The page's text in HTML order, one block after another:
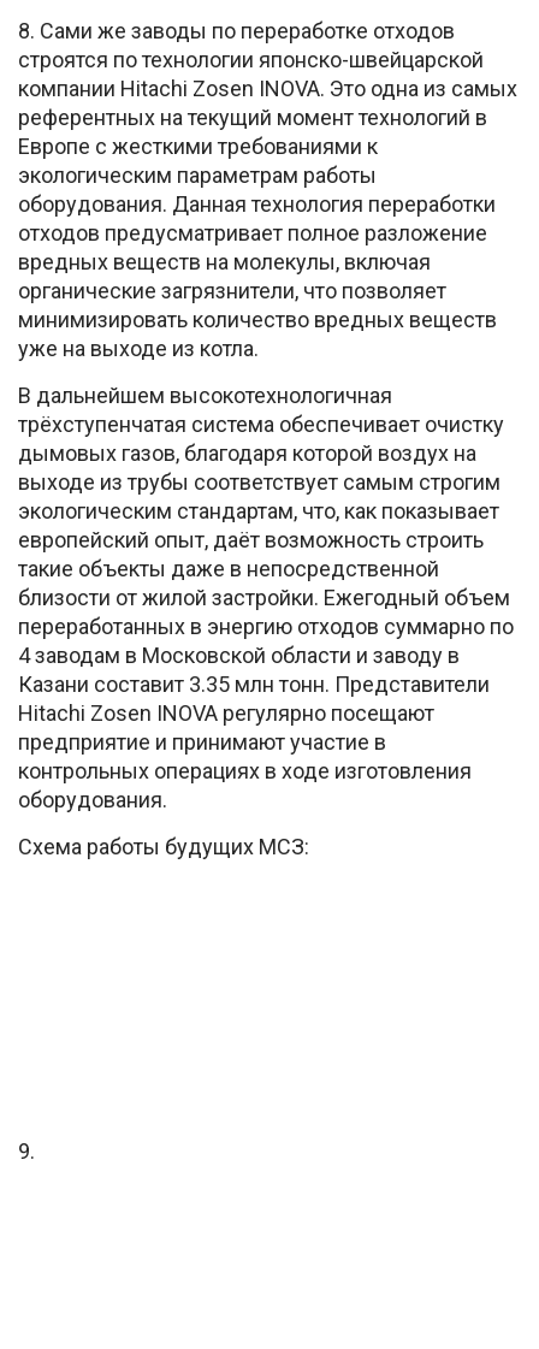
8. Сами же заводы по переработке отходов
строятся по технологии японско-швейцарской
компании Hitachi Zosen INOVA. Это одна из самых
референтных на текущий момент технологий в
Европе с жесткими требованиями к
экологическим параметрам работы
оборудования. Данная технология переработки
отходов предусматривает полное разложение
вредных веществ на молекулы, включая
органические загрязнители, что позволяет
минимизировать количество вредных веществ
уже на выходе из котла.
В дальнейшем высокотехнологичная
трёхступенчатая система обеспечивает очистку
дымовых газов, благодаря которой воздух на
выходе из трубы соответствует самым строгим
экологическим стандартам, что, как показывает
европейский опыт, даёт возможность строить
такие объекты даже в непосредственной
близости от жилой застройки. Ежегодный объем
переработанных в энергию отходов суммарно по
4 заводам в Московской области и заводу в
Казани составит 3.35 млн тонн. Представители
Hitachi Zosen INOVA регулярно посещают
предприятие и принимают участие в
контрольных операциях в ходе изготовления
оборудования.
Схема работы будущих МСЗ:
9.